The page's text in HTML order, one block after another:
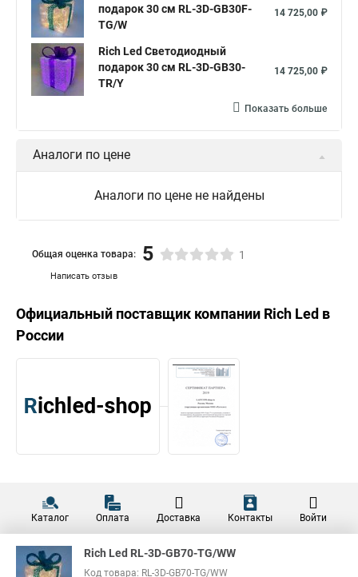
подарок 30 см RL-3D-GB30F-
TG/W
14 725,00 ₽
Rich Led Светодиодный
подарок 30 см RL-3D-GB30-
TR/Y
14 725,00 ₽
Показать больше
Аналоги по цене
Аналоги по цене не найдены
Написать отзыв
Общая оценка товара: 5 1
Официальный поставщик компании Rich Led в
России
Каталог Оплата Доставка Контакты Войти
Rich Led RL-3D-GB70-TG/WW
Код товара: RL-3D-GB70-TG/WW